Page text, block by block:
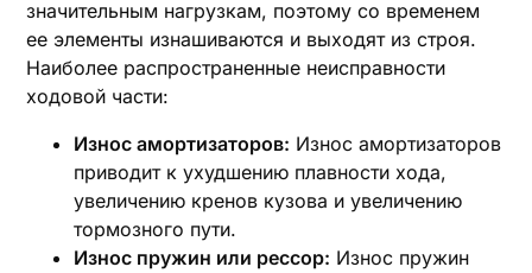
значительным нагрузкам, поэтому со временем
ее элементы изнашиваются и выходят из строя.
Наиболее распространенные неисправности
ходовой части:
Износ амортизаторов: Износ амортизаторов
приводит к ухудшению плавности хода,
увеличению кренов кузова и увеличению
тормозного пути.
Износ пружин или рессор: Износ пружин